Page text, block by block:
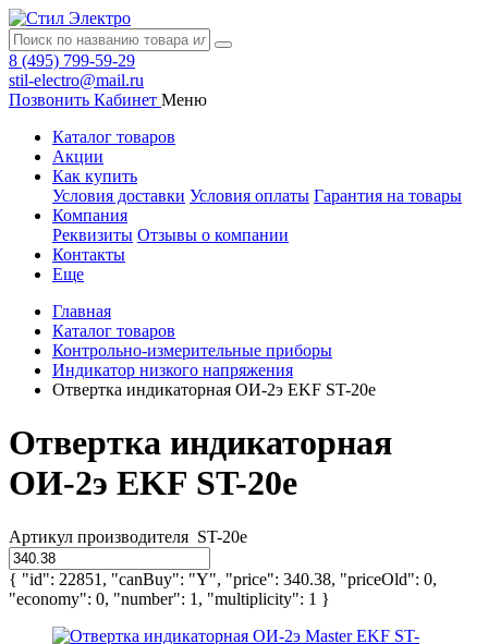
8 (495) 799-59-29
stil-electro@mail.ru
Позвонить Кабинет Меню
Каталог товаров
Акции
Как купить
Условия доставки Условия оплаты Гарантия на товары
Компания
Реквизиты Отзывы о компании
Контакты
Еще
Главная
Каталог товаров
Контрольно-измерительные приборы
Индикатор низкого напряжения
Отвертка индикаторная ОИ-2э EKF ST-20e
Отвертка индикаторная
ОИ-2э EKF ST-20e
Артикул производителя ST-20e
{ "id": 22851, "canBuy": "Y", "price": 340.38, "priceOld": 0,
"economy": 0, "number": 1, "multiplicity": 1 }